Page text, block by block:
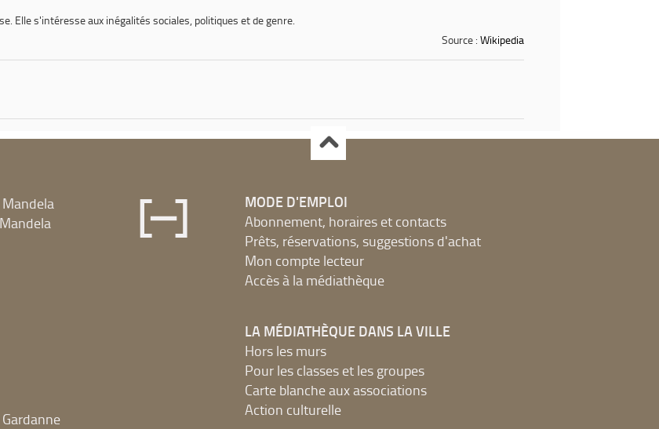
Elle s'intéresse aux inégalités sociales, politiques et de genre.
Source : Wikipedia
MODE D'EMPLOI
Abonnement, horaires et contacts
Prêts, réservations, suggestions d'achat
Mon compte lecteur
Accès à la médiathèque
LA MÉDIATHÈQUE DANS LA VILLE
Hors les murs
Pour les classes et les groupes
Carte blanche aux associations
Action culturelle